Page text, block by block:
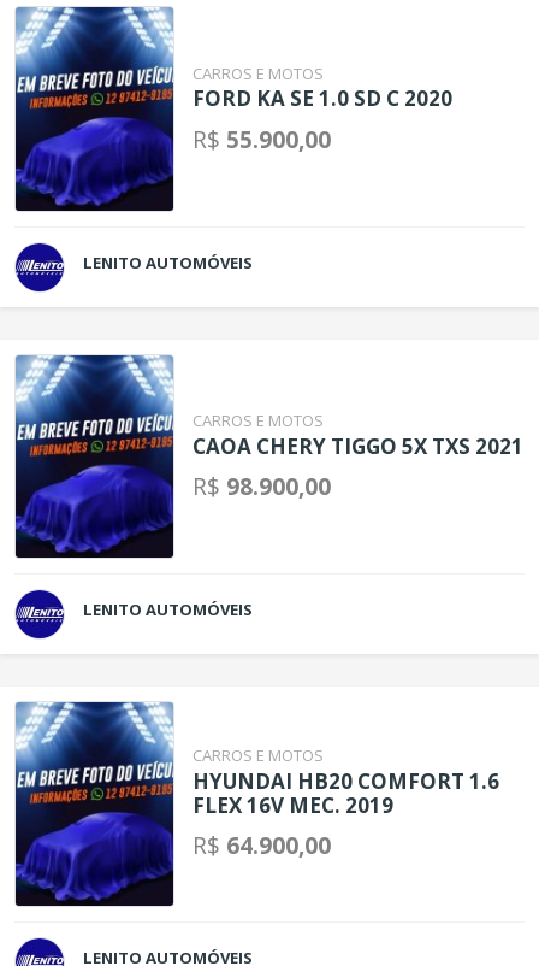
CARROS E MOTOS
FORD KA SE 1.0 SD C 2020
R$ 55.900,00
LENITO AUTOMÓVEIS
CARROS E MOTOS
CAOA CHERY TIGGO 5X TXS 2021
R$ 98.900,00
LENITO AUTOMÓVEIS
CARROS E MOTOS
HYUNDAI HB20 COMFORT 1.6
FLEX 16V MEC. 2019
R$ 64.900,00
LENITO AUTOMÓVEIS